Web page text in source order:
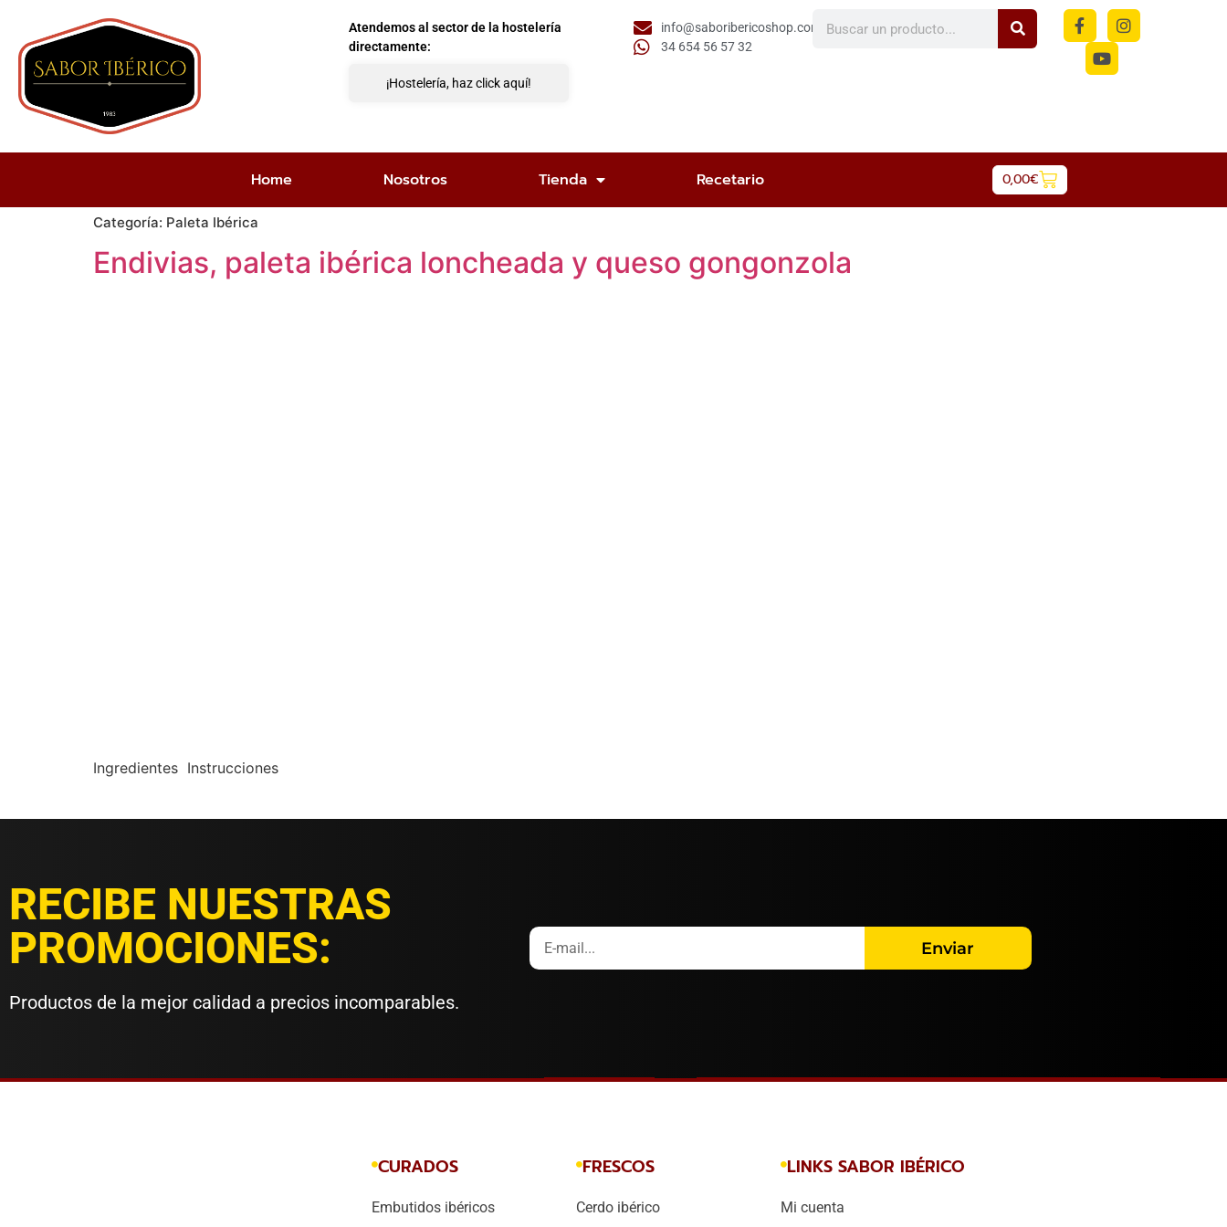
Atendemos al sector de la hostelería
directamente:
¡Hostelería, haz click aquí!
info@saboribericoshop.com
34 654 56 57 32
Home Nosotros Tienda Recetario 0,00€
Categoría: Paleta Ibérica
Endivias, paleta ibérica loncheada y queso gongonzola
Ingredientes Instrucciones
RECIBE NUESTRAS
PROMOCIONES:
Productos de la mejor calidad a precios incomparables.
Enviar
CURADOS
Embutidos ibéricos
FRESCOS
Cerdo ibérico
LINKS SABOR IBÉRICO
Mi cuenta